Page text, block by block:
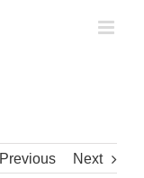
Previous Next